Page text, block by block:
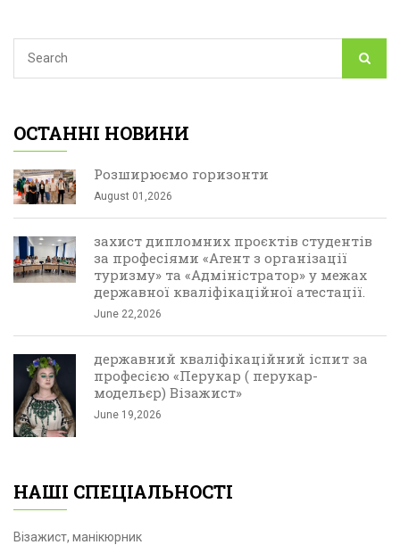
ОСТАННІ НОВИНИ
Розширюємо горизонти
August 01,2026
захист дипломних проєктів студентів
за професіями «Агент з організації
туризму» та «Адміністратор» у межах
державної кваліфікаційної атестації.
June 22,2026
державний кваліфікаційний іспит за
професією «Перукар ( перукар-
модельєр) Візажист»
June 19,2026
НАШІ СПЕЦІАЛЬНОСТІ
Візажист, манікюрник